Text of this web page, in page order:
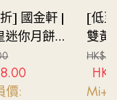
無論最終出席與
套餐內容。
定權。
] 國金軒 |
迷你月餅禮
價:
[低
雙黃
HK$
HK$
Mi+